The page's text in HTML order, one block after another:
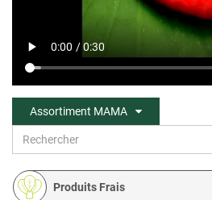
Produits Frais
Assortiment MAMA